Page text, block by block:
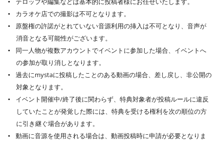
カラオケ店での撮影は不可となります。
原盤権の許諾がとれていない音源利用の挿入は不可となり、音声が
消音となる可能性がございます。
同一人物が複数アカウントでイベントに参加した場合、イベントへ
の参加が取り消しとなります。
過去にmystaに投稿したことのある動画の場合、差し戻し、非公開の
対象となります。
イベント開催中/終了後に関わらず、特典対象者が投稿ルールに違反
していたことが発覚した際には、特典を受ける権利を次の順位の方
に引き継ぐ場合があります。
動画に音源を使用される場合は、動画投稿時に申請が必要となりま